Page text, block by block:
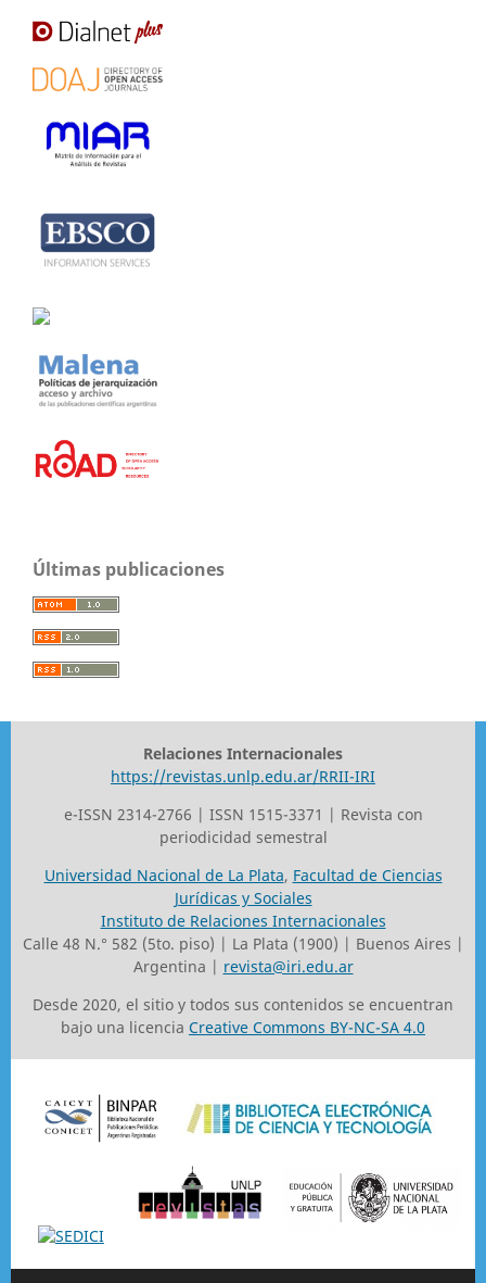
Últimas publicaciones
Relaciones Internacionales
https://revistas.unlp.edu.ar/RRII-IRI
e-ISSN 2314-2766 | ISSN 1515-3371 | Revista con
periodicidad semestral
Universidad Nacional de La Plata, Facultad de Ciencias
Jurídicas y Sociales
Instituto de Relaciones Internacionales
Calle 48 N.° 582 (5to. piso) | La Plata (1900) | Buenos Aires |
Argentina | revista@iri.edu.ar
Desde 2020, el sitio y todos sus contenidos se encuentran
bajo una licencia Creative Commons BY-NC-SA 4.0